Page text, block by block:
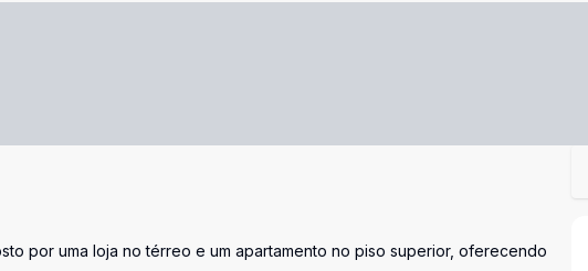
por uma loja no térreo e um apartamento no piso superior, oferecendo